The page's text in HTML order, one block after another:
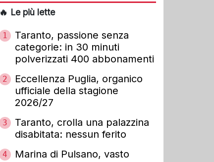
🔥 Le più lette
1
Taranto, passione senza
categorie: in 30 minuti
polverizzati 400 abbonamenti
2
Eccellenza Puglia, organico
ufficiale della stagione
2026/27
3
Taranto, crolla una palazzina
disabitata: nessun ferito
4
Marina di Pulsano, vasto